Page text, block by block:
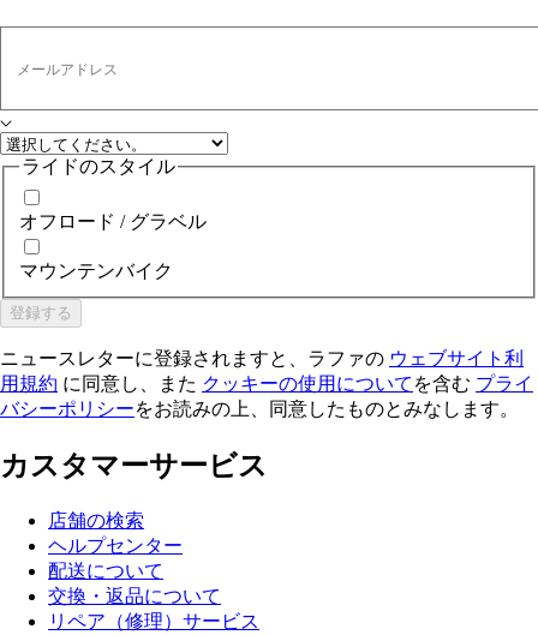
メールアドレス
ライドのスタイル
オフロード / グラベル
マウンテンバイク
登録する
ニュースレターに登録されますと、ラファの ウェブサイト利
用規約 に同意し、また クッキーの使用について を含む プライ
バシーポリシーをお読みの上、同意したものとみなします。
カスタマーサービス
店舗の検索
ヘルプセンター
配送について
交換・返品について
リペア（修理）サービス